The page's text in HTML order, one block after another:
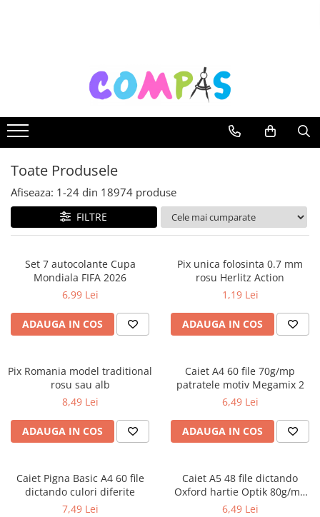
Noutăți Librăria Compas
Souvenir România
Rechizite școlare
Instrumente de scris
Stilouri școlare
Rollere și finelinere
Markere și textmarkere
Creioane grafice
Creioane colorate
Creioane cerate
Radiere
Ascutițori
Mine și rezerve
Cretă școlară și creativă
Coperți caiete si cărți
Carnete pentru elevi
Lupe și articole educative
Foarfece școlare
Toate Produsele
Afiseaza: 1-24 din 18974 produse
FILTRE
Set 7 autocolante Cupa
Mondiala FIFA 2026
6,99 Lei
ADAUGA IN COS
Pix unica folosinta 0.7 mm
rosu Herlitz Action
1,19 Lei
ADAUGA IN COS
Pix Romania model traditional
rosu sau alb
8,49 Lei
ADAUGA IN COS
Caiet A4 60 file 70g/mp
patratele motiv Megamix 2
6,49 Lei
ADAUGA IN COS
Caiet Pigna Basic A4 60 file
dictando culori diferite
7,49 Lei
Caiet A5 48 file dictando
Oxford hartie Optik 80g/mp
motiv Touch Trend
6,49 Lei